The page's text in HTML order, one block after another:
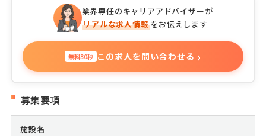
業界専任のキャリアアドバイザーが
リアルな求人情報をお伝えします
無料30秒 この求人を問い合わせる ›
募集要項
施設名